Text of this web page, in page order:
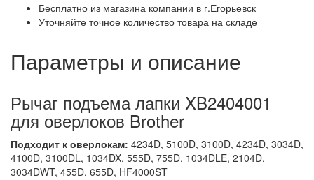
Бесплатно из магазина компании в г.Егорьевск
Уточняйте точное количество товара на складе
Параметры и описание
Рычаг подъема лапки XB2404001
для оверлоков Brother
Подходит к оверлокам: 4234D, 5100D, 3100D, 4234D, 3034D,
4100D, 3100DL, 1034DX, 555D, 755D, 1034DLE, 2104D,
3034DWT, 455D, 655D, HF4000ST